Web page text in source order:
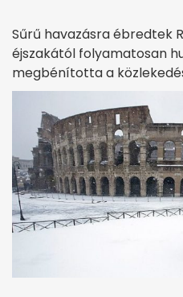
Sűrű havazásra ébredtek
éjszakától folyamatosan
megbénította a